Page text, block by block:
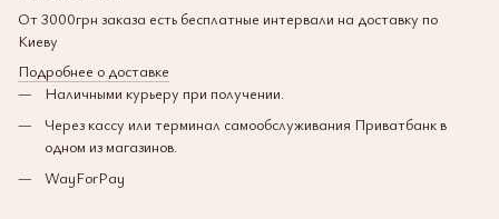
От 3000грн заказа есть бесплатные интервали на доставку по
Киеву
Подробнее о доставке
Наличными курьеру при получении.
Через кассу или терминал самообслуживания Приватбанк в
одном из магазинов.
WayForPay